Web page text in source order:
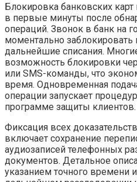
Блокировка банковских
в первые минуты после
операций. Звонок в банк на
моментально заблокировать
дальнейшие списания.
возможность блокировки
или SMS-команды, что
время. Одновременная
операции запускает
программе защиты клиентов.
Фиксация всех
включает сохранение
аудиозаписей телефонных
документов. Детальное
указанием точного времени